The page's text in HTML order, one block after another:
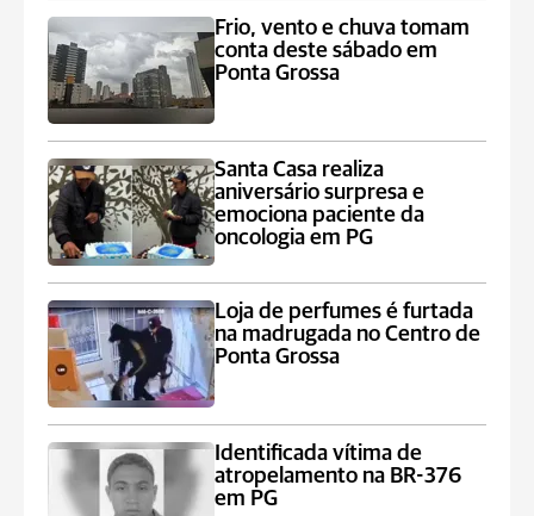
Frio, vento e chuva tomam
conta deste sábado em
Ponta Grossa
Santa Casa realiza
aniversário surpresa e
emociona paciente da
oncologia em PG
Loja de perfumes é furtada
na madrugada no Centro de
Ponta Grossa
Identificada vítima de
atropelamento na BR-376
em PG